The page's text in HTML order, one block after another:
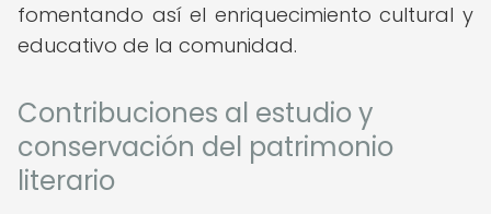
fomentando así el enriquecimiento cultural y
educativo de la comunidad.
Contribuciones al estudio y
conservación del patrimonio
literario